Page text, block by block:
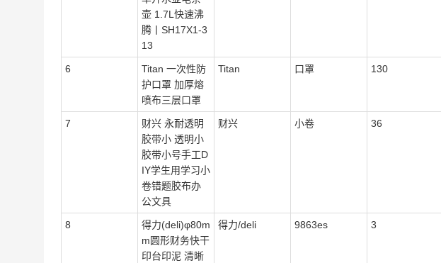
壶 1.7L快速沸
腾丨SH17X1-3
13
6
Titan 一次性防
护口罩 加厚熔
喷布三层口罩
Titan 口罩 130
7
财兴 永耐透明
胶带小 透明小
胶带小号手工D
IY学生用学习小
卷错题胶布办
公文具
财兴 小卷 36
8
得力(deli)φ80m
m圆形财务快干
印台印泥 清晰
得力/deli 9863es 3